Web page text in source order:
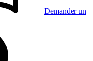
Demander un